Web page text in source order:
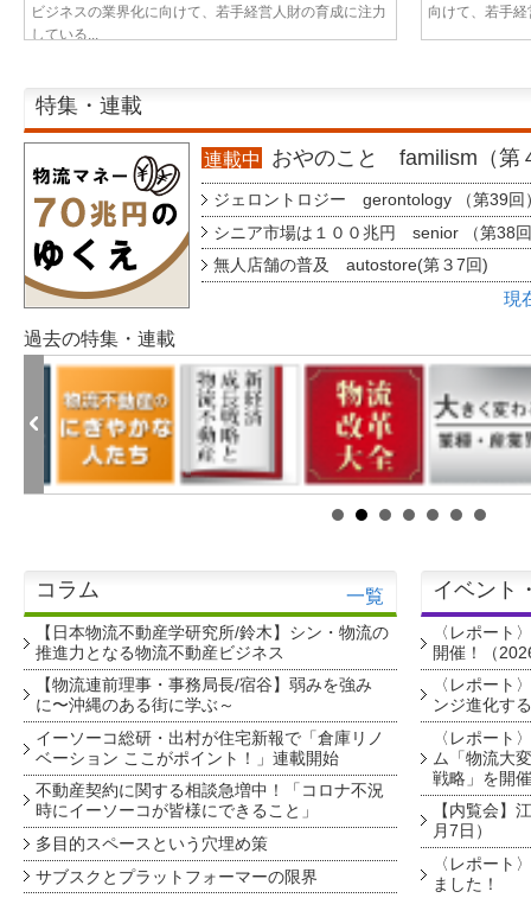
ビジネスの業界化に向けて、若手経営人財の育成に注力
している...
向けて、若手
特集・連載
連載中 おやのこと familism（第
ジェロントロジー gerontology （第39回
シニア市場は１００兆円 senior （第38
無人店舗の普及 autostore(第３7回)
現
過去の特集・連載
コラム 一覧
【日本物流不動産学研究所/鈴木】シン・物流の
推進力となる物流不動産ビジネス
【物流連前理事・事務局長/宿谷】弱みを強み
に〜沖縄のある街に学ぶ～
イーソーコ総研・出村が住宅新報で「倉庫リノ
ベーション ここがポイント！」連載開始
不動産契約に関する相談急増中！「コロナ不況
時にイーソーコが皆様にできること」
多目的スペースという穴埋め策
サブスクとプラットフォーマーの限界
イベント
〈レポート
開催！（
〈レポート
ンジ進化す
〈レポート
ム「物流大
戦略」を開
【内覧会】
月7日）
〈レポート
ました！